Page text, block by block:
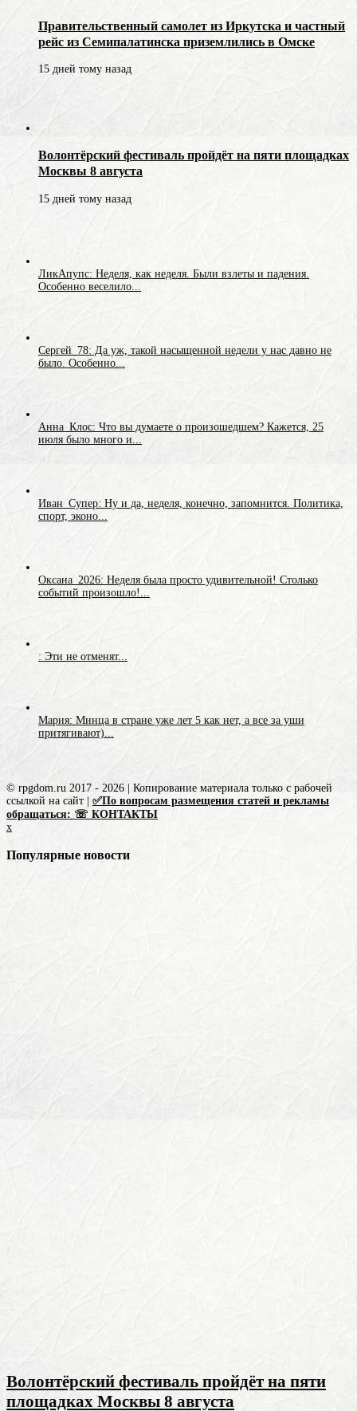
Правительственный самолет из Иркутска и частный
рейс из Семипалатинска приземлились в Омске
15 дней тому назад
Волонтёрский фестиваль пройдёт на пяти площадках
Москвы 8 августа
15 дней тому назад
ЛикАпупс: Неделя, как неделя. Были взлеты и падения.
Особенно веселило...
Сергей_78: Да уж, такой насыщенной недели у нас давно не
было. Особенно...
Анна_Клос: Что вы думаете о произошедшем? Кажется, 25
июля было много и...
Иван_Супер: Ну и да, неделя, конечно, запомнится. Политика,
спорт, эконо...
Оксана_2026: Неделя была просто удивительной! Столько
событий произошло!...
: Эти не отменят...
Мария: Минца в стране уже лет 5 как нет, а все за уши
притягивают)...
© rpgdom.ru 2017 - 2026 | Копирование материала только с рабочей
ссылкой на сайт | ✅По вопросам размещения статей и рекламы
обращаться: ☏ КОНТАКТЫ
x
Популярные новости
Волонтёрский фестиваль пройдёт на пяти
площадках Москвы 8 августа